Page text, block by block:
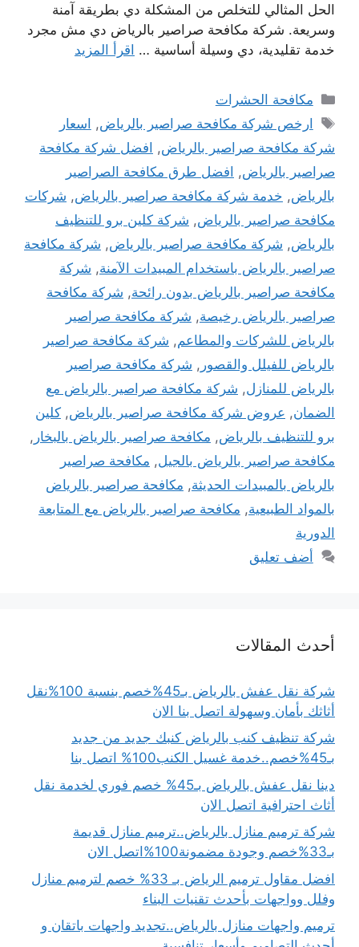
الحل المثالي للتخلص من المشكلة دي بطريقة آمنة
وسريعة. شركة مكافحة صراصير بالرياض دي مش مجرد
خدمة تقليدية، دي وسيلة أساسية … اقرأ المزيد
التصنيفات
مكافحة الحشرات
الوسوم
ارخص شركة مكافحة صراصير بالرياض, اسعار
شركة مكافحة صراصير بالرياض, افضل شركة مكافحة
صراصير بالرياض, افضل طرق مكافحة الصراصير
بالرياض, خدمة شركة مكافحة صراصير بالرياض, شركات
مكافحة صراصير بالرياض, شركة كلين برو للتنظيف
بالرياض, شركة مكافحة صراصير بالرياض, شركة مكافحة
صراصير بالرياض باستخدام المبيدات الآمنة, شركة
مكافحة صراصير بالرياض بدون رائحة, شركة مكافحة
صراصير بالرياض رخيصة, شركة مكافحة صراصير
بالرياض للشركات والمطاعم, شركة مكافحة صراصير
بالرياض للفيلل والقصور , شركة مكافحة صراصير
بالرياض للمنازل, شركة مكافحة صراصير بالرياض مع
الضمان, عروض شركة مكافحة صراصير بالرياض, كلين
برو للتنظيف بالرياض, مكافحة صراصير بالرياض بالبخار ,
مكافحة صراصير بالرياض بالجيل, مكافحة صراصير
بالرياض بالمبيدات الحديثة, مكافحة صراصير بالرياض
بالمواد الطبيعية, مكافحة صراصير بالرياض مع المتابعة
الدورية
أضف تعليق
أحدث المقالات
شركة نقل عفش بالرياض بـ45%خصم بنسبة 100%نقل
أثاثك بأمان وسهولة اتصل بنا الان
شركة تنظيف كنب بالرياض كنبك جديد من جديد
بـ45%خصم..خدمة غسيل الكنب100% اتصل بنا
دينا نقل عفش بالرياض بـ45% خصم فوري لخدمة نقل
أثاث احترافية اتصل الان
شركة ترميم منازل بالرياض..ترميم منازل قديمة
بـ33%خصم وجودة مضمونة100%اتصل الان
افضل مقاول ترميم الرياض بـ 33% خصم لترميم منازل
وفلل وواجهات بأحدث تقنيات البناء
ترميم واجهات منازل بالرياض..تجديد واجهات باتقان و